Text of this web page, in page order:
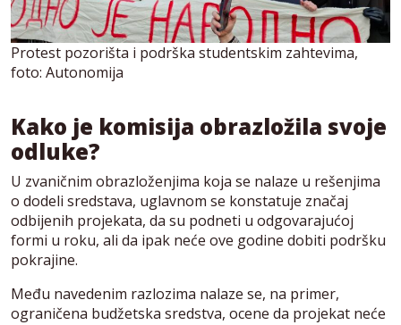
Protest pozorišta i podrška studentskim zahtevima,
foto: Autonomija
Kako je komisija obrazložila svoje
odluke?
U zvaničnim obrazloženjima koja se nalaze u rešenjima
o dodeli sredstava, uglavnom se konstatuje značaj
odbijenih projekata, da su podneti u odgovarajućoj
formi u roku, ali da ipak neće ove godine dobiti podršku
pokrajine.
Među navedenim razlozima nalaze se, na primer,
ograničena budžetska sredstva, ocene da projekat neće